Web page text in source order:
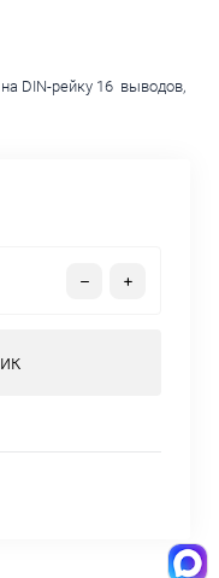
DIN-рейку 16 выводов,